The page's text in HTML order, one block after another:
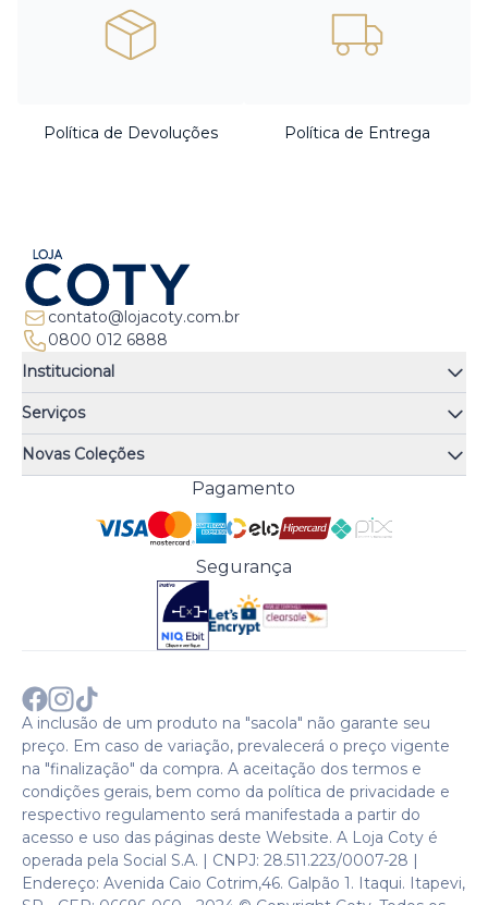
Política de Devoluções Política de Entrega
contato@lojacoty.com.br
0800 012 6888
Institucional
Quem somos
Quiz de fragrâncias
Trocas e Devoluções
Troque Fácil
Perguntas Frequentes
Política de Pagamento
Política de Entrega
Política de Privacidade
Comprar com CNPJ?
Sobre a COTY no mundo
Serviços
Atendimento
Meus Pedidos
Trabalhe Conosco
Preferências de Cookies
Novas Coleções
Cenoura & Bronze
Pagamento
Segurança
A inclusão de um produto na "sacola" não garante seu
preço. Em caso de variação, prevalecerá o preço vigente
na "finalização" da compra. A aceitação dos termos e
condições gerais, bem como da política de privacidade e
respectivo regulamento será manifestada a partir do
acesso e uso das páginas deste Website. A Loja Coty é
operada pela Social S.A. | CNPJ: 28.511.223/0007-28 |
Endereço: Avenida Caio Cotrim,46. Galpão 1. Itaqui. Itapevi,